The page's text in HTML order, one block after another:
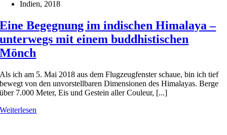
Eine Begegnung im indischen Himalaya –
unterwegs mit einem buddhistischen
Mönch
Als ich am 5. Mai 2018 aus dem Flugzeugfenster schaue, bin ich tief
bewegt von den unvorstellbaren Dimensionen des Himalayas. Berge
über 7.000 Meter, Eis und Gestein aller Couleur, [...]
Weiterlesen